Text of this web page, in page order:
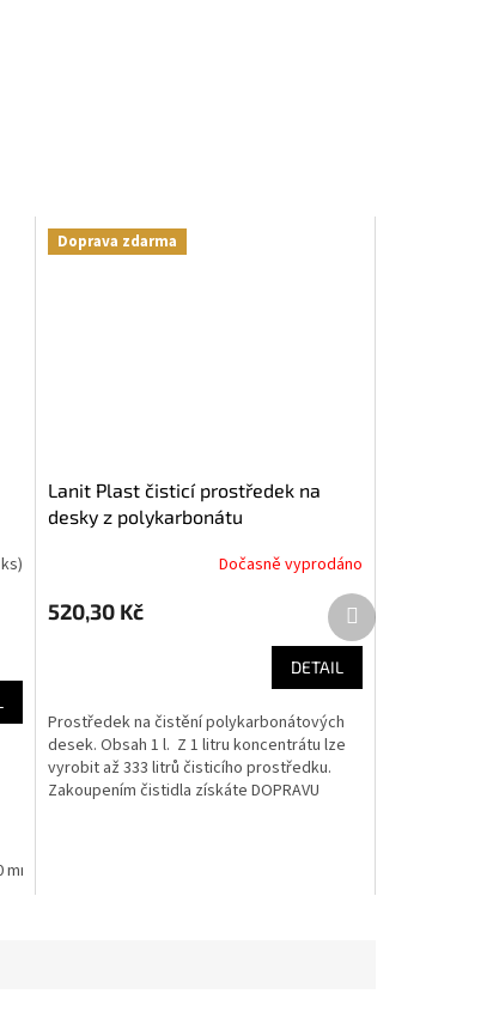
)
5m
Doprava zdarma
Lanit Plast čisticí prostředek na
desky z polykarbonátu
Dočasně vyprodáno
520,30 Kč
DETAIL
Prostředek na čistění polykarbonátových
desek. Obsah 1 l. Z 1 litru koncentrátu lze
vyrobit až 333 litrů čisticího prostředku.
Zakoupením čistidla získáte DOPRAVU
Další
produkt